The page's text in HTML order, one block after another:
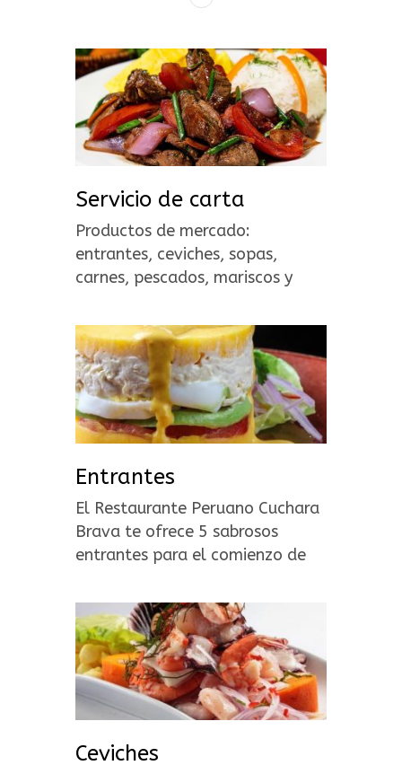
Servicio de carta
Productos de mercado:
entrantes, ceviches, sopas,
carnes, pescados, mariscos y
Entrantes
El Restaurante Peruano Cuchara
Brava te ofrece 5 sabrosos
entrantes para el comienzo de
peruana.
Ceviches